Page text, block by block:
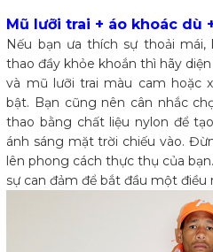
Mũ lưỡi trai + áo khoác dù
Nếu bạn ưa thích sự thoải
thao đầy khỏe khoắn thì hãy
và mũ lưỡi trai màu cam hoặc
bật. Bạn cũng nên cân nhắc
thao bằng chất liệu nylon để
ánh sáng mặt trời chiếu vào.
lên phong cách thực thụ của
sự can đảm để bắt đầu một điều